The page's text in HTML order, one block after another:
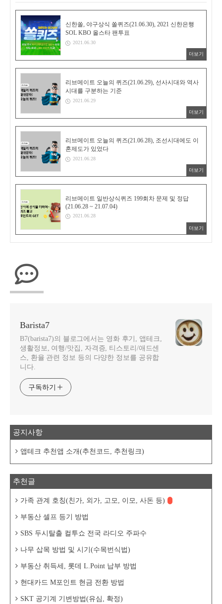
신한쏠, 야구상식 쏠퀴즈(21.06.30), 2021 신한은행
SOL KBO 올스타 팬투표
2021.06.30
더보기
리브메이트 오늘의 퀴즈(21.06.29), 선사시대와 역사
시대를 구분하는 기준
2021.06.29
더보기
리브메이트 오늘의 퀴즈(21.06.28), 조선시대에도 이
혼제도가 있었다
2021.06.28
더보기
리브메이트 일반상식퀴즈 199회차 문제 및 정답
(21.06.28 ~ 21.07.04)
2021.06.28
더보기
Barista7
B7(barista7)의 블로그에서는 영화 후기, 앱테크,
생활정보, 여행/맛집, 자격증, 티스토리/애드센
스, 환율 관련 정보 등의 다양한 정보를 공유합
니다.
구독하기
공지사항
앱테크 추천앱 소개(추천코드, 추천링크)
추천글
가족 관계 호칭(친가, 외가, 고모, 이모, 사돈 등)
부동산 셀프 등기 방법
SBS 두시탈출 컬투쇼 전국 라디오 주파수
나무 삽목 방법 및 시기(수목번식법)
부동산 취득세, 롯데 L.Point 납부 방법
현대카드 M포인트 현금 전환 방법
SKT 공기계 기변방법(유심, 확정)